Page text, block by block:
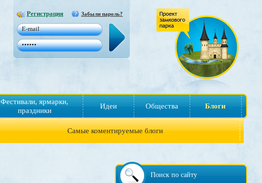
Регистрация Забыли пароль?
Фестивали, ярмарки,
праздники
Идеи Общества Блоги
Самые коментируемые блоги
Поиск по сайту